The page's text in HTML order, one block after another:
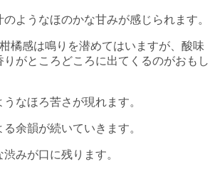
ようなほのかな甘みが感じられます。
橘感は鳴りを潜めてはいますが、酸味
りがところどころに出てくるのがおもし
なほろ苦さが現れます。
余韻が続いていきます。
みが口に残ります。